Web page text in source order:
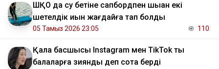
ШҚО да су бетіне сапбордпен шыққан екі
шетелдік қиын жағдайға тап болды
05 Тамыз 2026 23:05 110
Қала басшысы Instagram мен TikTok ты
балаларға зиянды деп сотқа берді